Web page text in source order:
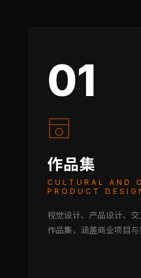
01
作品集
CULTURAL AND
PRODUCT
视觉设计、产品设计、
作品集，涵盖商业项目与